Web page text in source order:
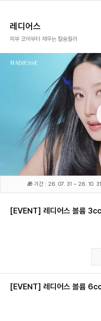
레디어스
피부 코어부터 채우는 칼슘필러
🎁 기간 : 26. 07. 31 ~ 26. 10. 31
[EVENT] 레디어스 볼륨 3cc
[EVENT] 레디어스 볼륨